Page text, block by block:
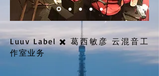
Luuv Label ✖️ 葛西敏彦 云混音工
作室业务